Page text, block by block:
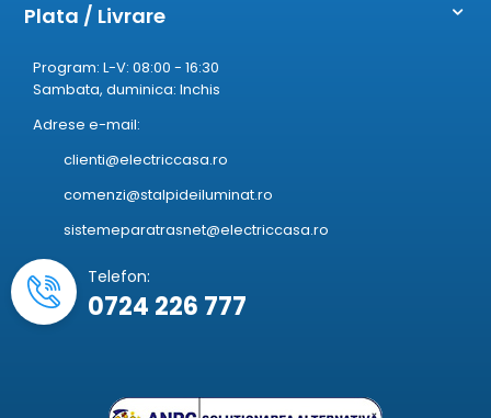
Plata / Livrare
Program: L-V: 08:00 - 16:30
Sambata, duminica: Inchis
Adrese e-mail:
clienti@electriccasa.ro
comenzi@stalpideiluminat.ro
sistemeparatrasnet@electriccasa.ro
Telefon:
0724 226 777